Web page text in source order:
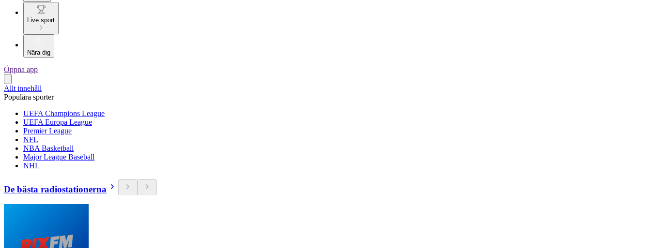
Live sport
Nära dig
Öppna app
Allt innehåll
Populära sporter
UEFA Champions League
UEFA Europa League
Premier League
NFL
NBA Basketball
Major League Baseball
NHL
De bästa radiostationerna